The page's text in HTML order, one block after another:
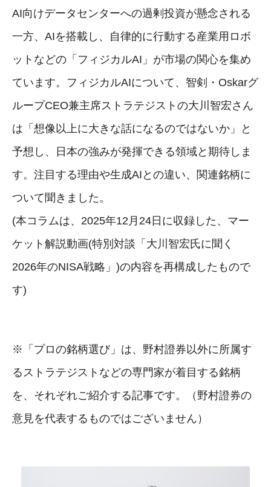
AI向けデータセンターへの過剰投資が懸念される
一方、AIを搭載し、自律的に行動する産業用ロボ
ットなどの「フィジカルAI」が市場の関心を集め
ています。フィジカルAIについて、智剣・Oskarグ
ループCEO兼主席ストラテジストの大川智宏さん
は「想像以上に大きな話になるのではないか」と
予想し、日本の強みが発揮できる領域と期待しま
す。注目する理由や生成AIとの違い、関連銘柄に
ついて聞きました。
(本コラムは、2025年12月24日に収録した、マー
ケット解説動画(特別対談「大川智宏氏に聞く
2026年のNISA戦略」)の内容を再構成したもので
す)
※「プロの銘柄選び」は、野村證券以外に所属す
るストラテジストなどの専門家が着目する銘柄
を、それぞれご紹介する記事です。（野村證券の
意見を代表するものではございません）